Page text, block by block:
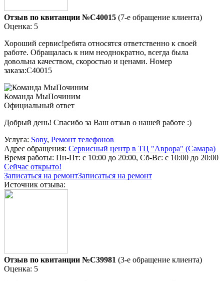
Отзыв по квитанции №C40015 (7-е обращение клиента)
Оценка: 5
Хороший сервис!ребята относятся ответственно к своей
работе. Обращалась к ним неоднократно, всегда была
довольна качеством, скоростью и ценами. Номер
заказа:C40015
Команда МыПочиним
Официальный ответ
Добрый день! Спасибо за Ваш отзыв о нашей работе :)
Услуга: Sony, Ремонт телефонов
Адрес обращения: Сервисный центр в ТЦ "Аврора" (Самара)
Время работы: Пн-Пт: с 10:00 до 20:00, Сб-Вс: с 10:00 до 20:00
Сейчас открыто!
Записаться на ремонтЗаписаться на ремонт
Источник отзыва:
Отзыв по квитанции №C39981 (3-е обращение клиента)
Оценка: 5